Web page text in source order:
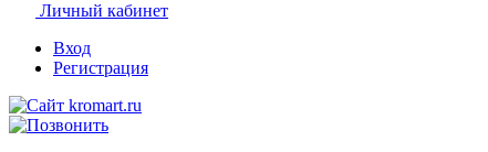
Личный кабинет
Вход
Регистрация